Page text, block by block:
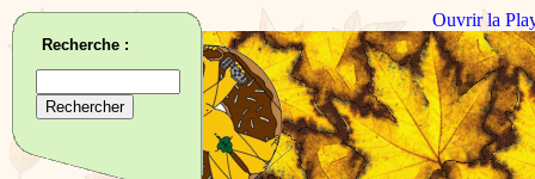
Ouvrir la
Recherche :